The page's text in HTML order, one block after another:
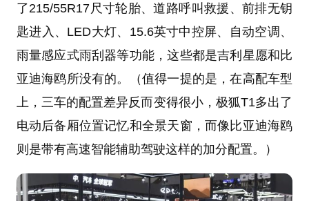
了215/55R17尺寸轮胎、道路呼叫救援、前排无钥
匙进入、LED大灯、15.6英寸中控屏、自动空调、
雨量感应式雨刮器等功能，这些都是吉利星愿和比
亚迪海鸥所没有的。（值得一提的是，在高配车型
上，三车的配置差异反而变得很小，极狐T1多出了
电动后备厢位置记忆和全景天窗，而像比亚迪海鸥
则是带有高速智能辅助驾驶这样的加分配置。）